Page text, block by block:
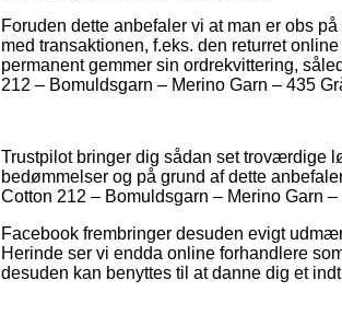
Foruden dette anbefaler vi at man er obs
med transaktionen, f.eks. den returret
permanent gemmer sin ordrekvittering,
212 – Bomuldsgarn – Merino Garn – 435
Trustpilot bringer dig sådan set troværdige
bedømmelser og på grund af dette
Cotton 212 – Bomuldsgarn – Merino Garn
Facebook frembringer desuden evigt
Herinde ser vi endda online forhandlere
desuden kan benyttes til at danne dig et